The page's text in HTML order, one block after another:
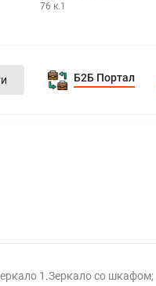
76 к.1
Б2Б Портал
1.Зеркало со шкафом;